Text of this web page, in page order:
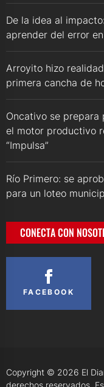
De la idea al
aprender del error
Arroyito hizo
primera cancha de
Oncativo se prepara
el motor productivo
“Impulsa”
Río Primero: se
para un loteo
CONECTA CON
FACEBOOK
Copyright © 2026 El
derechos reservados.